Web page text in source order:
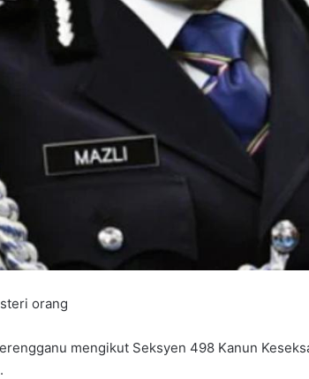
orang
mengikut Seksyen 498 Kanun